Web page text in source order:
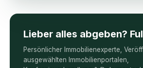
Lieber alles abgeben?
Persönlicher Immobilienexperte,
ausgewählten Immobilienportalen,